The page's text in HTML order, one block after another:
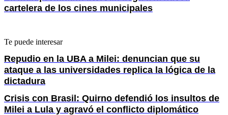
cartelera de los cines municipales
Te puede interesar
Repudio en la UBA a Milei: denuncian que su
ataque a las universidades replica la lógica de la
dictadura
Crisis con Brasil: Quirno defendió los insultos de
Milei a Lula y agravó el conflicto diplomático